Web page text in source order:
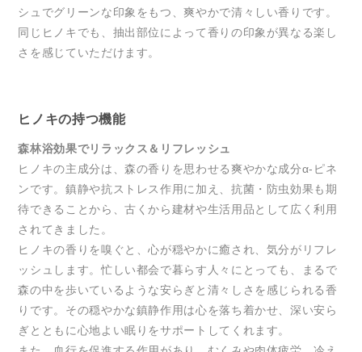
シュでグリーンな印象をもつ、爽やかで清々しい香りです。
同じヒノキでも、抽出部位によって香りの印象が異なる楽し
さを感じていただけます。
ヒノキの持つ機能
森林浴効果でリラックス＆リフレッシュ
ヒノキの主成分は、森の香りを思わせる爽やかな成分α-ピネ
ンです。鎮静や抗ストレス作用に加え、抗菌・防虫効果も期
待できることから、古くから建材や生活用品として広く利用
されてきました。
ヒノキの香りを嗅ぐと、心が穏やかに癒され、気分がリフレ
ッシュします。忙しい都会で暮らす人々にとっても、まるで
森の中を歩いているような安らぎと清々しさを感じられる香
りです。その穏やかな鎮静作用は心を落ち着かせ、深い安ら
ぎとともに心地よい眠りをサポートしてくれます。